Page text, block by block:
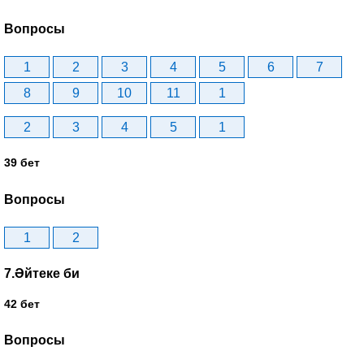
Вопросы
1 2 3 4 5 6
7
8
9 10 11 1
2 3 4 5 1
39 бет
Вопросы
1 2
7.Әйтеке би
42 бет
Вопросы